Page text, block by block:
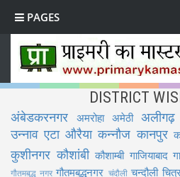
PAGES
DISTRICT
अंबेडकरनगर अमरोहा अमेठी अलीगढ़
उन्नाव एटा औरैया कन्नौज कानपुर
कुशीनगर कौशांबी कौशाम्बी गाजियाबाद
गौतमबुद्ध नगर गौतमबुद्धनगर चंदौली चन्दौली